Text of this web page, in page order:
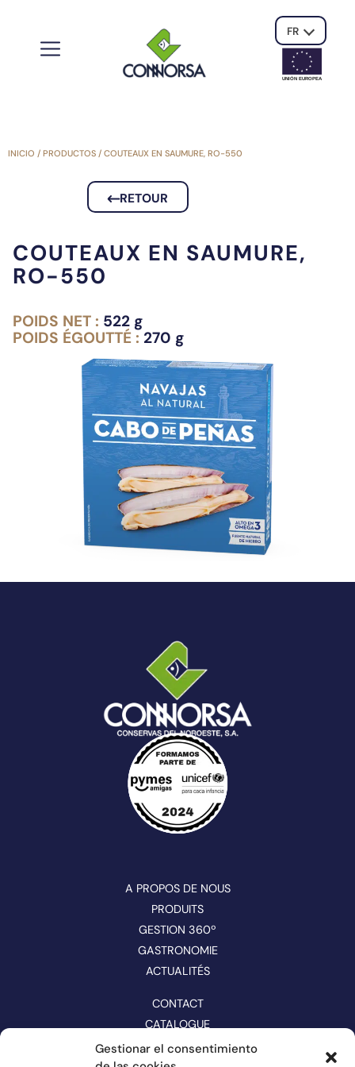
Gestionar el consentimiento
FR
UNIÓN EUROPEA
INICIO / PRODUCTOS / COUTEAUX EN SAUMURE, RO-550
RETOUR
COUTEAUX EN SAUMURE,
RO-550
POIDS NET : 522 g
POIDS ÉGOUTTÉ : 270 g
A PROPOS DE NOUS
PRODUITS
GESTION 360º
GASTRONOMIE
ACTUALITÉS
CONTACT
CATALOGUE
SUIVEZ-NOUS SUR LES RÉSEAUX